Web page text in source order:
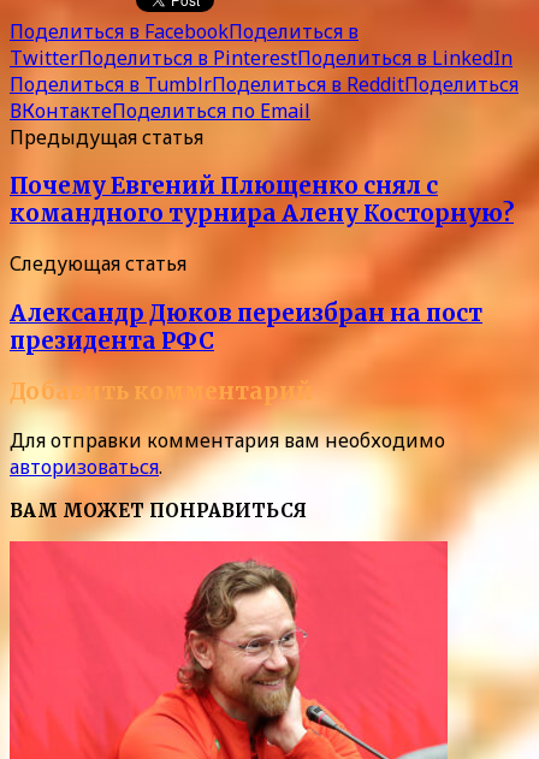
Поделиться в FacebookПоделиться в
TwitterПоделиться в PinterestПоделиться в LinkedIn
Поделиться в TumblrПоделиться в RedditПоделиться
ВКонтактеПоделиться по Email
Предыдущая статья
Почему Евгений Плющенко снял с
командного турнира Алену Косторную?
Следующая статья
Александр Дюков переизбран на пост
президента РФС
Добавить комментарий
Для отправки комментария вам необходимо
авторизоваться.
ВАМ МОЖЕТ ПОНРАВИТЬСЯ